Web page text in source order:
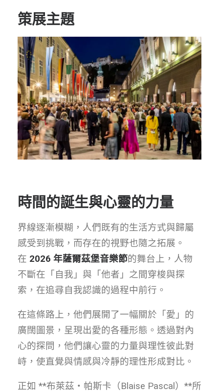
策展主題
時間的誕生與心靈的力量
界線逐漸模糊，人們既有的生活方式與歸屬
感受到挑戰，而存在的視野也隨之拓展。
在 2026 年薩爾茲堡音樂節的舞台上，人物
不斷在「自我」與「他者」之間穿梭與探
索，在追尋自我認識的過程中前行。
在這條路上，他們展開了一幅關於「愛」的
廣闊圖景，呈現出愛的各種形態。透過對內
心的探問，他們讓心靈的力量與理性彼此對
峙，使直覺與情感與冷靜的理性形成對比。
正如 **布萊茲・帕斯卡（Blaise Pascal）**所